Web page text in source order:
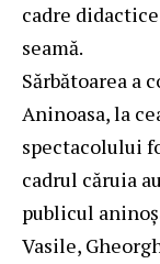
cadre
seamă.
Sărbătoarea a
Aninoasa, la
spectacolului
cadrul căruia
publicul
Vasile,